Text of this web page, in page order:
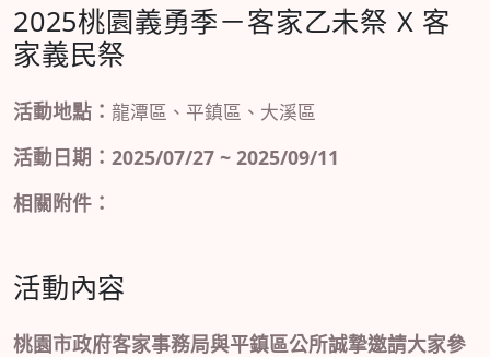
2025桃園義勇季－客家乙未祭 X 客
家義民祭
活動地點： 龍潭區、平鎮區、大溪區
活動日期：2025/07/27 ~ 2025/09/11
相關附件：
活動內容
桃園市政府客家事務局與平鎮區公所誠摯邀請大家參